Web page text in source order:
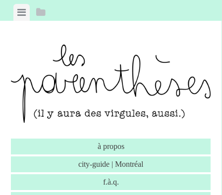
Skip to content
View menuView sidebar
à propos
city-guide | Montréal
f.à.q.